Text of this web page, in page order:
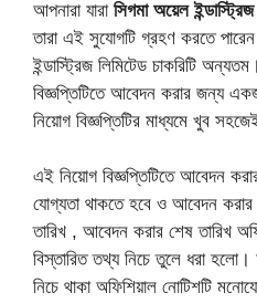
আপনারা যারা সিগমা অয়েল
তারা এই সুযোগটি গ্রহণ করতে
ইন্ডাস্ট্রিজ লিমিটেড চাকরিটি
বিজ্ঞপ্তিটিতে আবেদন করার জন্য
নিয়োগ বিজ্ঞপ্তিটির মাধ্যমে খুব
এই নিয়োগ বিজ্ঞপ্তিটিতে আবেদন
যোগ্যতা থাকতে হবে ও আবেদন
তারিখ , আবেদন করার শেষ তারিখ
বিস্তারিত তথ্য নিচে তুলে ধরা
নিচে থাকা অফিশিয়াল নোটিশটি